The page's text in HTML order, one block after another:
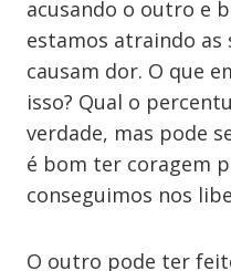
acusando o outro e
estamos atraindo as
causam dor. O que
isso? Qual o
verdade, mas pode
é bom ter coragem
conseguimos nos
O outro pode ter